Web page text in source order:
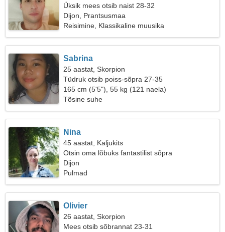
Üksik mees otsib naist 28-32
Dijon, Prantsusmaa
Reisimine, Klassikaline muusika
Sabrina
25 aastat, Skorpion
Tüdruk otsib poiss-sõpra 27-35
165 cm (5'5"), 55 kg (121 naela)
Tõsine suhe
Nina
45 aastat, Kaljukits
Otsin oma lõbuks fantastilist sõpra
Dijon
Pulmad
Olivier
26 aastat, Skorpion
Mees otsib sõbrannat 23-31